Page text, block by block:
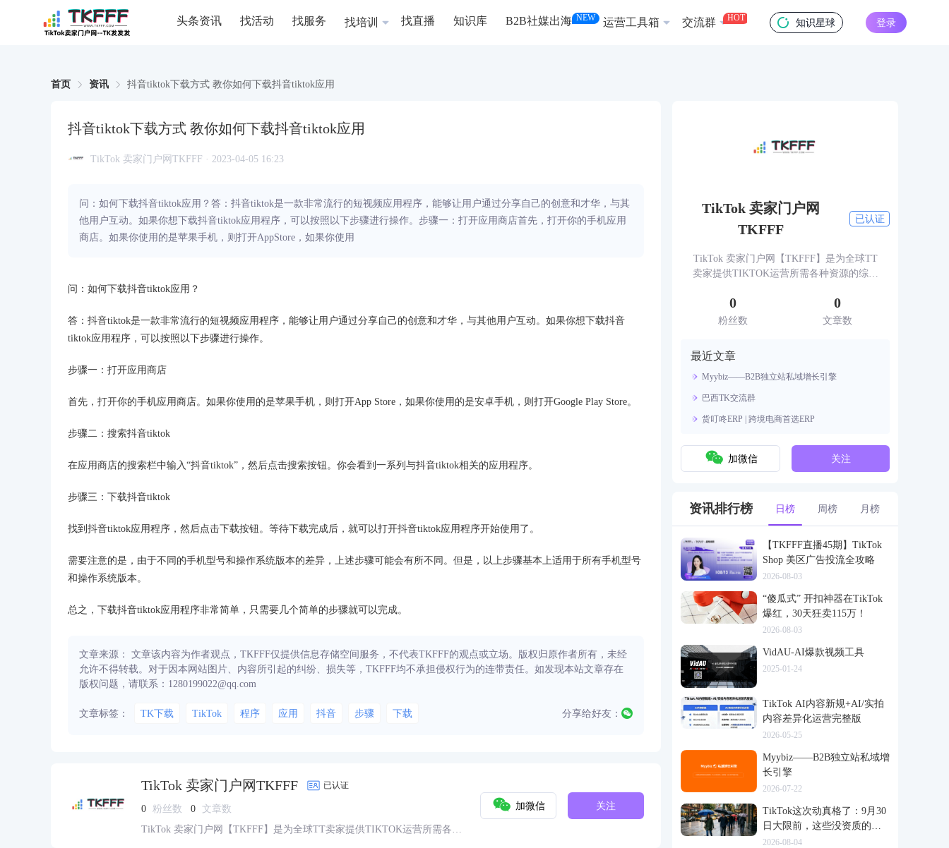
头条资讯 找活动 找服务 找培训 找直播 知识库 B2B社媒出海 NEW 运营工具箱 交流群 HOT 知识星球 登录
首页 资讯 抖音tiktok下载方式 教你如何下载抖音tiktok应用
抖音tiktok下载方式 教你如何下载抖音tiktok应用
TikTok 卖家门户网TKFFF · 2023-04-05 16:23
问：如何下载抖音tiktok应用？答：抖音tiktok是一款非常流行的短视频应用程序，能够让用户通过分享自己的创意和才华，与其
他用户互动。如果你想下载抖音tiktok应用程序，可以按照以下步骤进行操作。步骤一：打开应用商店首先，打开你的手机应用
商店。如果你使用的是苹果手机，则打开AppStore，如果你使用
问：如何下载抖音tiktok应用？
答：抖音tiktok是一款非常流行的短视频应用程序，能够让用户通过分享自己的创意和才华，与其他用户互动。如果你想下载抖音
tiktok应用程序，可以按照以下步骤进行操作。
步骤一：打开应用商店
首先，打开你的手机应用商店。如果你使用的是苹果手机，则打开App Store，如果你使用的是安卓手机，则打开Google Play Store。
步骤二：搜索抖音tiktok
在应用商店的搜索栏中输入“抖音tiktok”，然后点击搜索按钮。你会看到一系列与抖音tiktok相关的应用程序。
步骤三：下载抖音tiktok
找到抖音tiktok应用程序，然后点击下载按钮。等待下载完成后，就可以打开抖音tiktok应用程序开始使用了。
需要注意的是，由于不同的手机型号和操作系统版本的差异，上述步骤可能会有所不同。但是，以上步骤基本上适用于所有手机型号
和操作系统版本。
总之，下载抖音tiktok应用程序非常简单，只需要几个简单的步骤就可以完成。
文章来源： 文章该内容为作者观点，TKFFF仅提供信息存储空间服务，不代表TKFFF的观点或立场。版权归原作者所有，未经
允许不得转载。对于因本网站图片、内容所引起的纠纷、损失等，TKFFF均不承担侵权行为的连带责任。如发现本站文章存在
版权问题，请联系：1280199022@qq.com
文章标签： TK下载 TikTok 程序 应用 抖音 步骤 下载 分享给好友：
TikTok 卖家门户网TKFFF 已认证
0 粉丝数 0
文章数
TikTok 卖家门户网【TKFFF】是为全球TT卖家提供TIKTOK运营所需各种
加微信 关注
TikTok 卖家门户网
TKFFF
已认证
TikTok 卖家门户网【TKFFF】是为全球TT
卖家提供TIKTOK运营所需各种资源的综合
坛、社群、活动、人脉、货盘、教学等必备
0
粉丝数
0
文章数
最近文章
Myybiz——B2B独立站私域增长引擎
巴西TK交流群
货叮咚ERP | 跨境电商首选ERP
加微信 关注
资讯排行榜 日榜 周榜 月榜
【TKFFF直播45期】TikTok
Shop 美区广告投流全攻略
2026-08-03
“傻瓜式” 开扣神器在TikTok
爆红，30天狂卖115万！
2026-08-03
VidAU-AI爆款视频工具
2025-01-24
TikTok AI内容新规+AI/实拍
内容差异化运营完整版
2026-05-25
Myybiz——B2B独立站私域增
长引擎
2026-07-22
TikTok这次动真格了：9月30
日大限前，这些没资质的货
一律清退
2026-08-04